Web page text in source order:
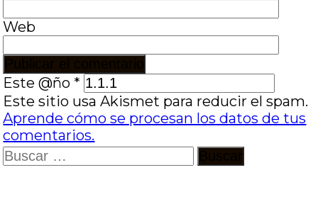
Web
Este @ño *
Este sitio usa Akismet para reducir el spam.
Aprende cómo se procesan los datos de tus
comentarios.
Buscar: